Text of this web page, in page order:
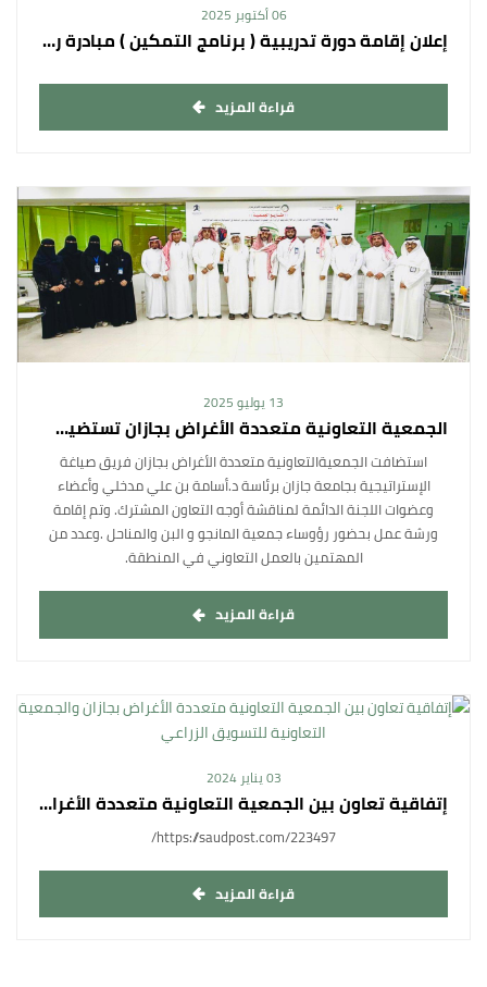
06 أكتوبر 2025
إعلان إقامة دورة تدريبية ( برنامج التمكين ) مبادرة رواد الزراعة ( تجفيف الخضروات والفواكه )
قراءة المزيد
13 يوليو 2025
الجمعية التعاونية متعددة الأغراض بجازان تستضيف فريق صياغة الإستراتيجية بجامعة جازان لمناقشة أوجه التعاون المشترك.وتقيم ورشة عمل بحضور عدد من الجمعيات التعاونية بالمنطقة والمهتمين بالعمل التعاوني بالمنطقة
استضافت الجمعيةالتعاونية متعددة الأغراض بجازان فريق صياغة
الإستراتيجية بجامعة جازان برئاسة د.أسامة بن علي مدخلي وأعضاء
وعضوات اللجنة الدائمة لمناقشة أوجه التعاون المشترك. وتم إقامة
ورشة عمل بحضور رؤوساء جمعية المانجو و البن والمناحل .وعدد من
المهتمين بالعمل التعاوني في المنطقة.
قراءة المزيد
03 يناير 2024
إتفاقية تعاون بين الجمعية التعاونية متعددة الأغراض بجازان والجمعية التعاونية للتسويق الزراعي
https://saudpost.com/223497/
قراءة المزيد